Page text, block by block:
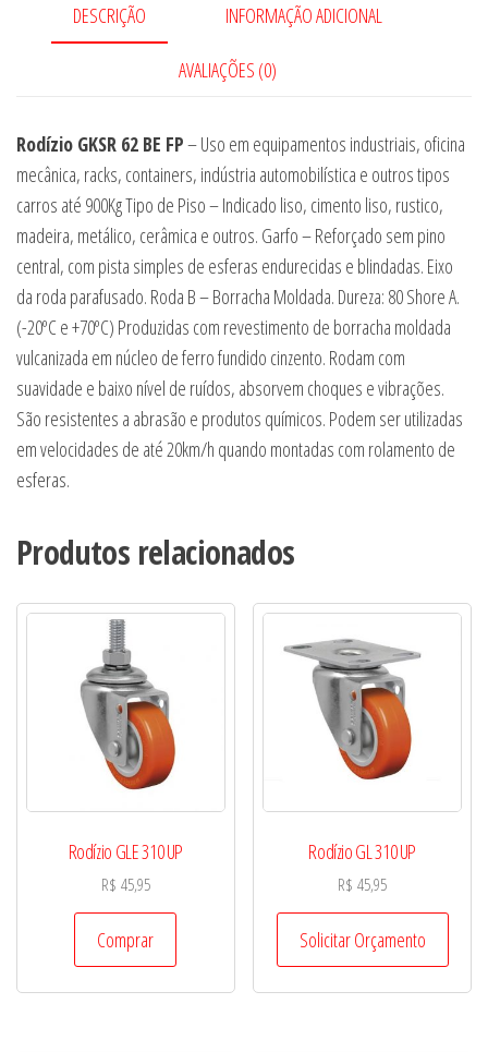
DESCRIÇÃO INFORMAÇÃO ADICIONAL
AVALIAÇÕES (0)
Rodízio GKSR 62 BE FP– Uso em equipamentos industriais, oficina
mecânica, racks, containers, indústria automobilística e outros tipos
carros até 900Kg Tipo de Piso – Indicado liso, cimento liso, rustico,
madeira, metálico, cerâmica e outros. Garfo – Reforçado sem pino
central, com pista simples de esferas endurecidas e blindadas. Eixo
da roda parafusado. Roda B – Borracha Moldada. Dureza: 80 Shore A.
(-20ºC e +70ºC) Produzidas com revestimento de borracha moldada
vulcanizada em núcleo de ferro fundido cinzento. Rodam com
suavidade e baixo nível de ruídos, absorvem choques e vibrações.
São resistentes a abrasão e produtos químicos. Podem ser utilizadas
em velocidades de até 20km/h quando montadas com rolamento de
esferas.
Produtos relacionados
Rodízio GLE 310 UP
R$ 45,95
Comprar
Rodízio GL 310 UP
R$ 45,95
Solicitar Orçamento